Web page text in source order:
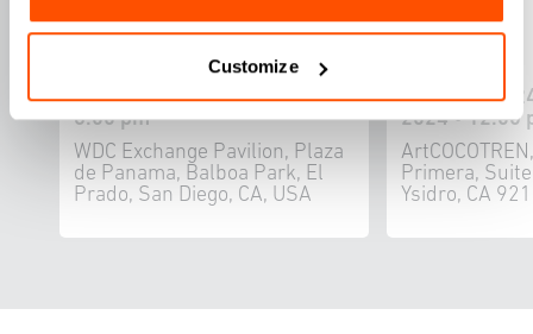
Customize
jue 31 oct 2024 • 12:00 pm -
6:00 pm
WDC Exchange Pavilion, Plaza
de Panama, Balboa Park, El
Prado, San Diego, CA, USA
mié 2 oct
2024 • 12:00
Primera,
Ysidro, CA